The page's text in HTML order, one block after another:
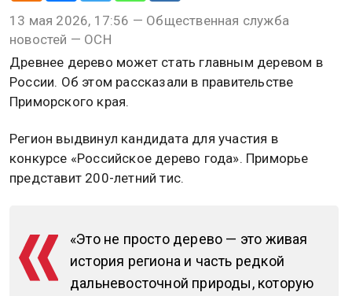
13 мая 2026, 17:56 — Общественная служба
новостей — ОСН
Древнее дерево может стать главным деревом в
России. Об этом рассказали в правительстве
Приморского края.
Регион выдвинул кандидата для участия в
конкурсе «Российское дерево года». Приморье
представит 200-летний тис.
«Это не просто дерево — это живая
история региона и часть редкой
дальневосточной природы, которую